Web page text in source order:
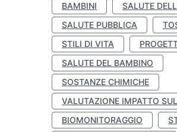
BAMBINI
SALUTE
SALUTE PUBBLICA
STILI DI VITA
SALUTE DEL BAMBINO
SOSTANZE CHIMICHE
VALUTAZIONE IMPATTO
BIOMONITORAGGIO